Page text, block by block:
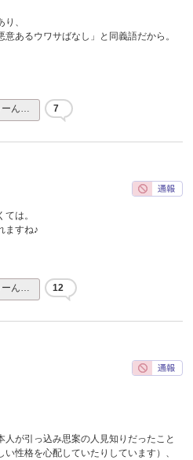
、
あるウワサばなし」と同義語だから。
ーん… 7
は。
ますね♪
ーん… 12
人が引っ込み思案の人見知りだったこと
い性格を心配していたりしています）、